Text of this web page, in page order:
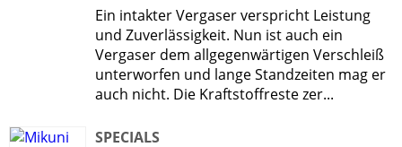
Ein intakter Vergaser verspricht Leistung
und Zuverlässigkeit. Nun ist auch ein
Vergaser dem allgegenwärtigen Verschleiß
unterworfen und lange Standzeiten mag er
auch nicht. Die Kraftstoffreste zer...
SPECIALS